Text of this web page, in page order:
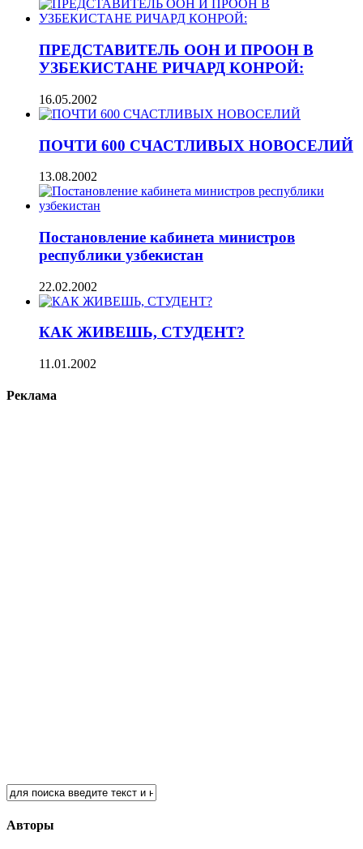
ПРЕДСТАВИТЕЛЬ ООН И ПРООН В
УЗБЕКИСТАНЕ РИЧАРД КОНРОЙ:
16.05.2002
ПОЧТИ 600 СЧАСТЛИВЫХ НОВОСЕЛИЙ
13.08.2002
Постановление кабинета министров
республики узбекистан
22.02.2002
КАК ЖИВЕШЬ, СТУДЕНТ?
11.01.2002
Реклама
Авторы